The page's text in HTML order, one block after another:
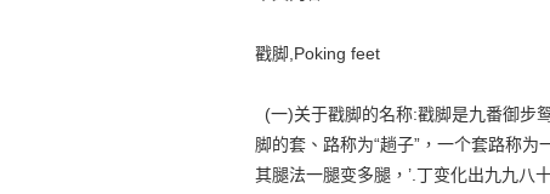
戳脚,Poking feet
(一)关于戳脚的名称:戳脚是九番御步
脚的套、路称为“趟子”，一个套路称为
其腿法一腿变多腿，’.丁变化出九九八